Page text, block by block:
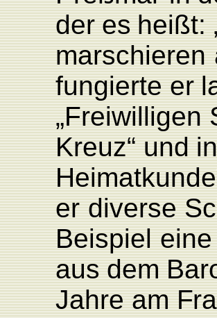
der es heißt:
marschieren
fungierte er
„Freiwilligen
Kreuz“ und in
er diverse
Beispiel eine
aus dem
Jahre am F